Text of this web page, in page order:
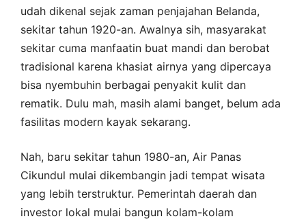
udah dikenal sejak zaman penjajahan Belanda,
sekitar tahun 1920-an. Awalnya sih, masyarakat
sekitar cuma manfaatin buat mandi dan berobat
tradisional karena khasiat airnya yang dipercaya
bisa nyembuhin berbagai penyakit kulit dan
rematik. Dulu mah, masih alami banget, belum ada
fasilitas modern kayak sekarang.
Nah, baru sekitar tahun 1980-an, Air Panas
Cikundul mulai dikembangin jadi tempat wisata
yang lebih terstruktur. Pemerintah daerah dan
investor lokal mulai bangun kolam-kolam